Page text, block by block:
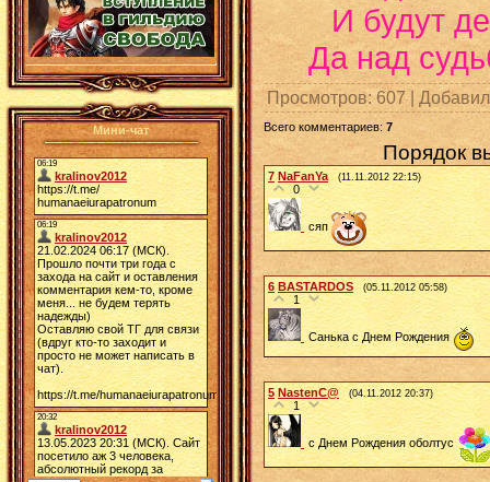
Мини-чат
И будут
Да над
Просмотров: 607 | Добавил
Всего комментариев: 7
Порядок
7 NaFanYa (11.11.2012 22:15)
0
сяп
6 BASTARDOS (05.11.2012 05:58)
1
Санька с Днем Рождения
5 NastenC@ (04.11.2012 20:37)
1
с Днем Рождения оболтус